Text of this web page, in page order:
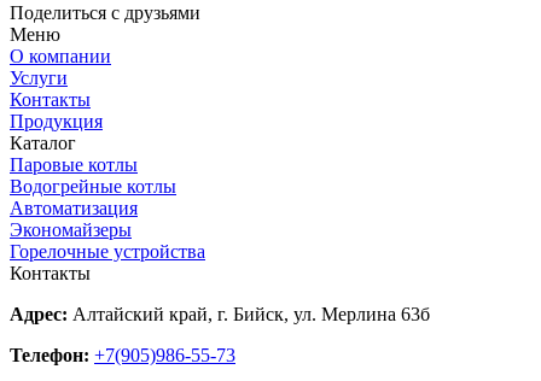
Поделиться с друзьями
Меню
О компании
Услуги
Контакты
Продукция
Каталог
Паровые котлы
Водогрейные котлы
Автоматизация
Экономайзеры
Горелочные устройства
Контакты
Адрес: Алтайский край, г. Бийск, ул. Мерлина 63б
Телефон: +7(905)986-55-73